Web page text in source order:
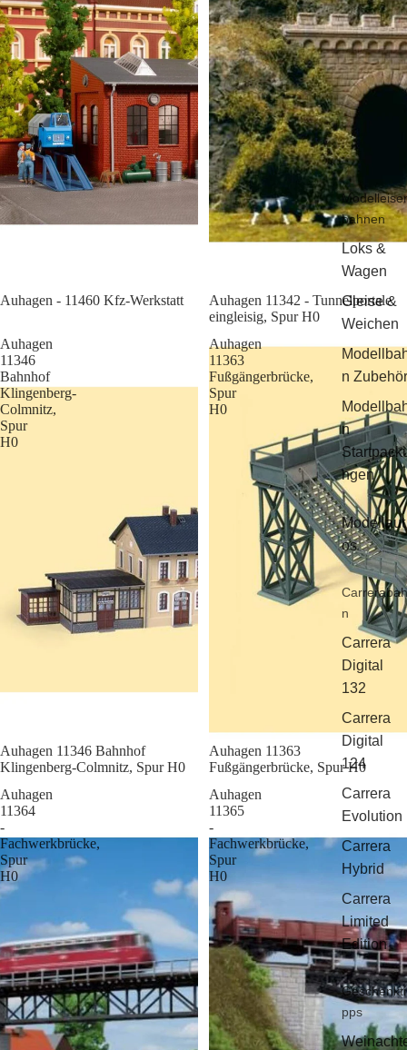
bahnen
Loks &
Wagen
Gleise &
Weichen
n Zubehör
n
ngen
Modellaut
os
Carrerabah
n
Carrera
Digital
132
Carrera
Digital
124
Carrera
Evolution
Carrera
Hybrid
Carrera
Limited
Edition
Geschenkti
pps
Sale
Auhagen - 11460 Kfz-Werkstatt
Auhagen 11342 - Tunnelportale
eingleisig, Spur H0
Auhagen
11346
Bahnhof
Klingenberg-
Colmnitz,
Spur
H0
Sale
Auhagen 11346 Bahnhof
Klingenberg-Colmnitz, Spur H0
Auhagen
11363
Fußgängerbrücke,
Spur
H0
Sale
Auhagen 11363
Fußgängerbrücke, Spur H0
Auhagen
11364
-
Fachwerkbrücke,
Spur
H0
Auhagen
11365
-
Fachwerkbrücke,
Spur
H0